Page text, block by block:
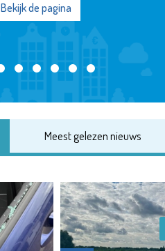
Bekijk de pagina
Meest gelezen nieuws